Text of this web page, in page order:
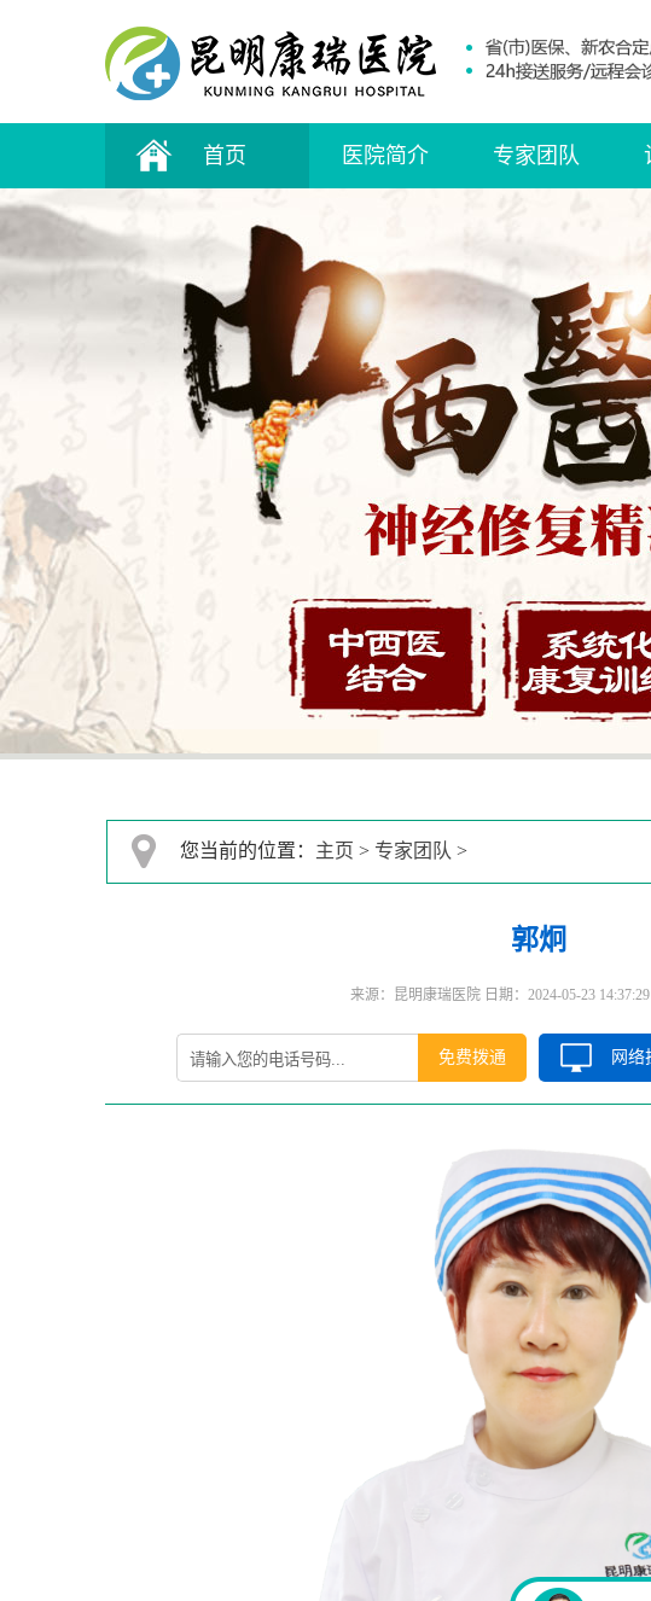
首页 医院简介 专家团队
您当前的位置： 主页 > 专家团队 >
郭炯
来源：昆明康瑞医院 日期：2024-05-23 14:37:29
免费拨通 网络